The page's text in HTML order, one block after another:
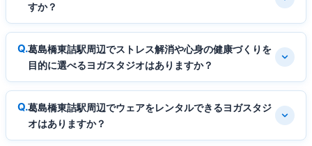
すか？
葛島橋東詰駅周辺でストレス解消や心身の健康づくりを
目的に選べるヨガスタジオはありますか？
葛島橋東詰駅周辺でウェアをレンタルできるヨガスタジ
オはありますか？